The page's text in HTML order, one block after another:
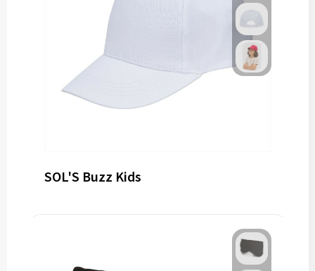
SOL'S Buzz Kids